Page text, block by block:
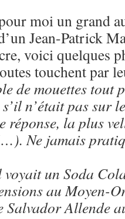
moi un grand
Jean-Patrick
voici quelques
touchent par
de mouettes tout
n’était pas sur
réponse, la plus
Ne jamais
voyait un Soda
au Moyen-
Salvador Allende